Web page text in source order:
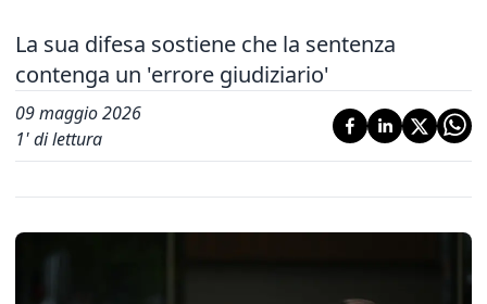
La sua difesa sostiene che la sentenza
contenga un 'errore giudiziario'
09 maggio 2026
1' di lettura